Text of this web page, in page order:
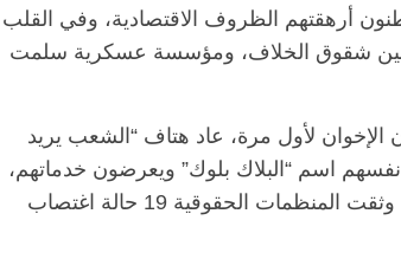
أرهقتهم الظروف الاقتصادية، وفي القلب
بين شقوق الخلاف، ومؤسسة عسكرية سلمت
لأول مرة، عاد هتاف “الشعب يريد
اسم “البلاك بلوك” ويعرضون خدماتهم،
أو يفرضونها، كدرع وسيف للثورة في مواجهة نظام الإخوان، وثقت المنظمات الحقوقية 19 حالة اغتصاب